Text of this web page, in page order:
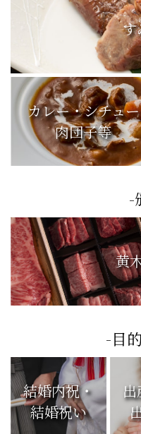
す
カレー・シチュー
肉団子等
-
黄
-目
結婚内祝・
結婚祝い